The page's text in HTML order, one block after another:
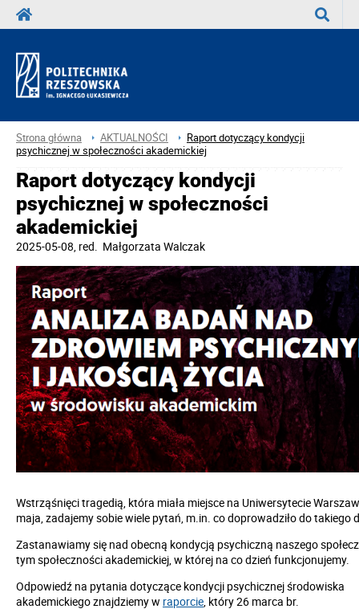
Strona główna AKTUALNOŚCI
Raport dotyczący kondycji
psychicznej w społeczności akademickiej
Raport dotyczący kondycji
psychicznej w społeczności
akademickiej
2025-05-08, red. Małgorzata Walczak
Wstrząśnięci tragedią, która miała miejsce na Uniwersytecie
maja, zadajemy sobie wiele pytań, m.in. co doprowadziło do takiego
Zastanawiamy się nad obecną kondycją psychiczną naszego
tym społeczności akademickiej, w której na co dzień funkcjonujemy.
Odpowiedź na pytania dotyczące kondycji psychicznej środowiska
akademickiego znajdziemy w raporcie, który 26 marca br.